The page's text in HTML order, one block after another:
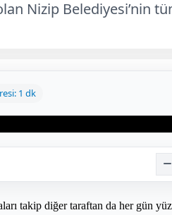
Nizip Belediyesi’nin
1 dk
takip diğer taraftan da her gün